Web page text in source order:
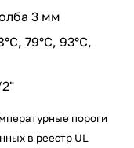
3 мм
79°C, 93°C,
пороги
в реестр UL